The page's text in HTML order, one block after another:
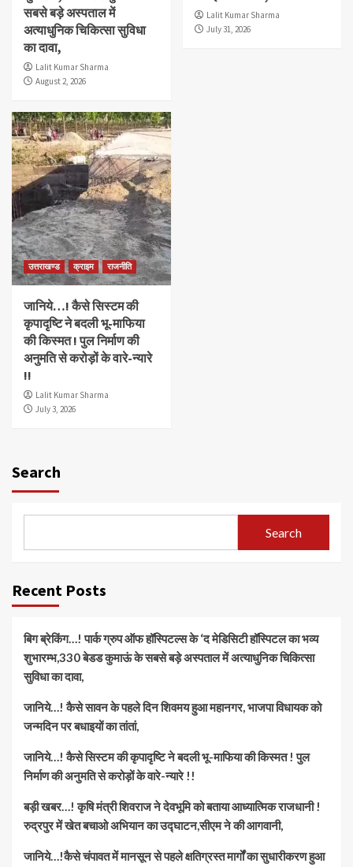
सबसे बड़े अस्पताल में
अत्याधुनिक चिकित्सा सुविधा
का दावा,
Lalit Kumar Sharma
August 2, 2026
Lalit Kumar Sharma
July 31, 2026
उत्तराखण्ड क्राइम राजनीति
जानिये…! कैसे सिस्टम की
कृपादृष्टि ने बदली भू-माफिया
की किस्मत ! पुल निर्माण की
अनुमति से करोड़ों के वारे-न्यारे
!!
Lalit Kumar Sharma
July 3, 2026
Search
Search
Recent Posts
बिग ब्रेकिंग…! पार्क ग्रुप ऑफ हॉस्पिटल्स के ‘द मेडिसिटी हॉस्पिटल का भव्य
शुभारम्भ,330 बेडड कुमाऊं के सबसे बड़े अस्पताल में अत्याधुनिक चिकित्सा
सुविधा का दावा,
जानिये…! कैसे सावन के पहले दिन शिवमय हुआ महानगर, भाजपा विधायक को
जन्मदिन पर बधाइयों का तांतां,
जानिये…! कैसे सिस्टम की कृपादृष्टि ने बदली भू-माफिया की किस्मत ! पुल
निर्माण की अनुमति से करोड़ों के वारे-न्यारे !!
बड़ी खबर…! कृषि मंत्री शिवराज ने देवभूमि को बताया आध्यात्मिक राजधानी !
रुद्रपुर में खेत बचाओ अभियान का उद्घाटन,सीएम ने की आगवानी,
जानिये…!कैसे चंपावत में मानसून से पहले क्षतिग्रस्त मार्गों का सुधारीकरण हुआ